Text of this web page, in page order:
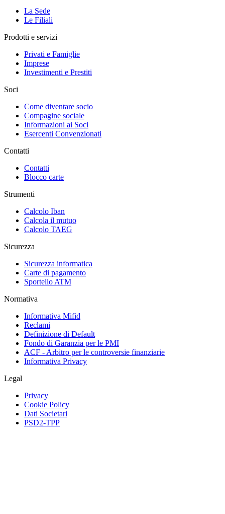
La Sede
Le Filiali
Prodotti e servizi
Privati e Famiglie
Imprese
Investimenti e Prestiti
Soci
Come diventare socio
Compagine sociale
Informazioni ai Soci
Esercenti Convenzionati
Contatti
Contatti
Blocco carte
Strumenti
Calcolo Iban
Calcola il mutuo
Calcolo TAEG
Sicurezza
Sicurezza informatica
Carte di pagamento
Sportello ATM
Normativa
Informativa Mifid
Reclami
Definizione di Default
Fondo di Garanzia per le PMI
ACF - Arbitro per le controversie finanziarie
Informativa Privacy
Legal
Privacy
Cookie Policy
Dati Societari
PSD2-TPP